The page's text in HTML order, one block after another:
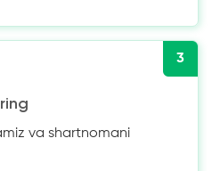
3
va shartnomani